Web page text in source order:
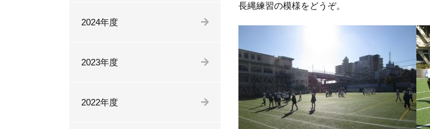
長縄練習の模様をどうぞ。
2024年度
2023年度
2022年度